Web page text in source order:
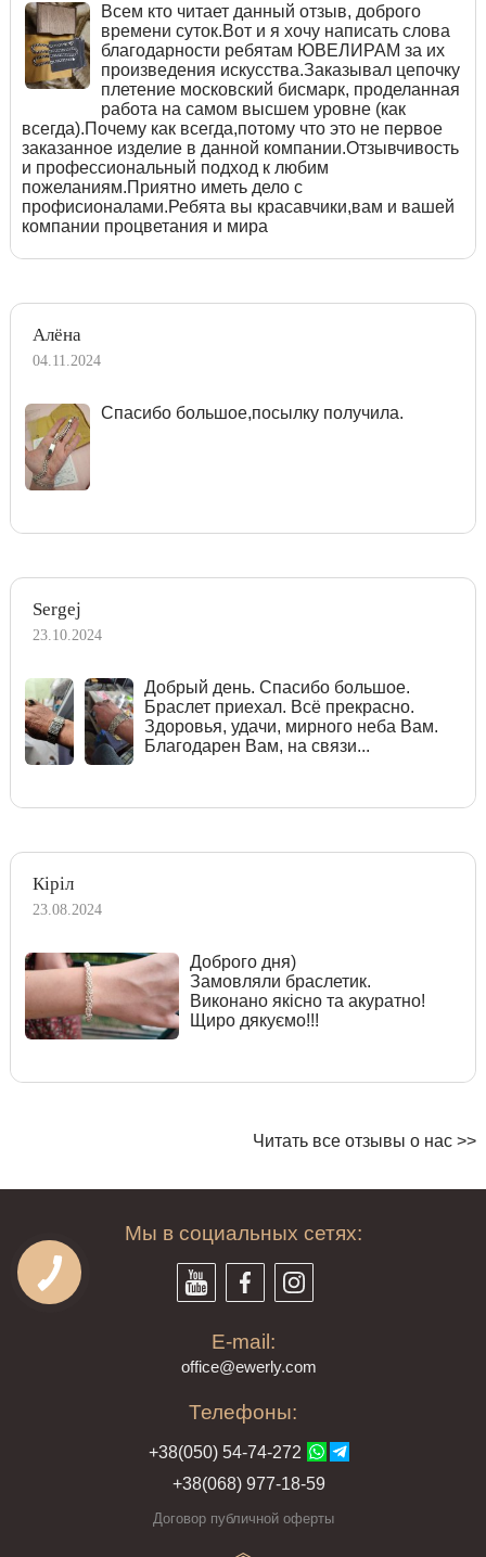
Всем кто читает данный отзыв, доброго
времени суток.Вот и я хочу написать слова
благодарности ребятам ЮВЕЛИРАМ за их
произведения искусства.Заказывал цепочку
плетение московский бисмарк, проделанная
работа на самом высшем уровне (как
всегда).Почему как всегда,потому что это не первое
заказанное изделие в данной компании.Отзывчивость
и профессиональный подход к любим
пожеланиям.Приятно иметь дело с
профисионалами.Ребята вы красавчики,вам и вашей
компании процветания и мира
Алёна
04.11.2024
Спасибо большое,посылку получила.
Sergej
23.10.2024
Добрый день. Спасибо большое.
Браслет приехал. Всё прекрасно.
Здоровья, удачи, мирного неба Вам.
Благодарен Вам, на связи...
Кіріл
23.08.2024
Доброго дня)
Замовляли браслетик.
Виконано якісно та акуратно!
Щиро дякуємо!!!
Читать все отзывы о нас >>
Мы в социальных сетях:
E-mail:
office@ewerly.com
Телефоны:
+38(050) 54-74-272
+38(068) 977-18-59
Договор публичной оферты